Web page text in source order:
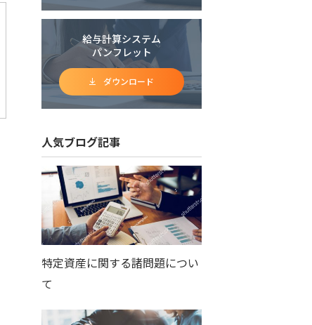
給与計算システム
パンフレット
ダウンロード
人気ブログ記事
特定資産に関する諸問題につい
て